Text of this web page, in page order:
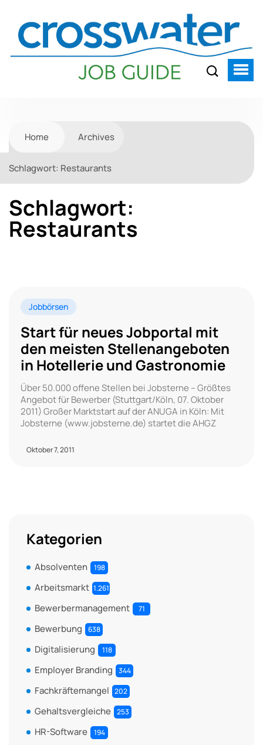
Home Archives
Schlagwort: Restaurants
Schlagwort:
Restaurants
Jobbörsen
Start für neues Jobportal mit
den meisten Stellenangeboten
in Hotellerie und Gastronomie
Über 50.000 offene Stellen bei Jobsterne – Größtes
Angebot für Bewerber (Stuttgart/Köln, 07. Oktober
2011) Großer Marktstart auf der ANUGA in Köln: Mit
Jobsterne (www.jobsterne.de) startet die AHGZ
Oktober 7, 2011
Kategorien
Absolventen 198
Arbeitsmarkt 1.261
Bewerbermanagement 71
Bewerbung 638
Digitalisierung 118
Employer Branding 344
Fachkräftemangel 202
Gehaltsvergleiche 253
HR-Software 194